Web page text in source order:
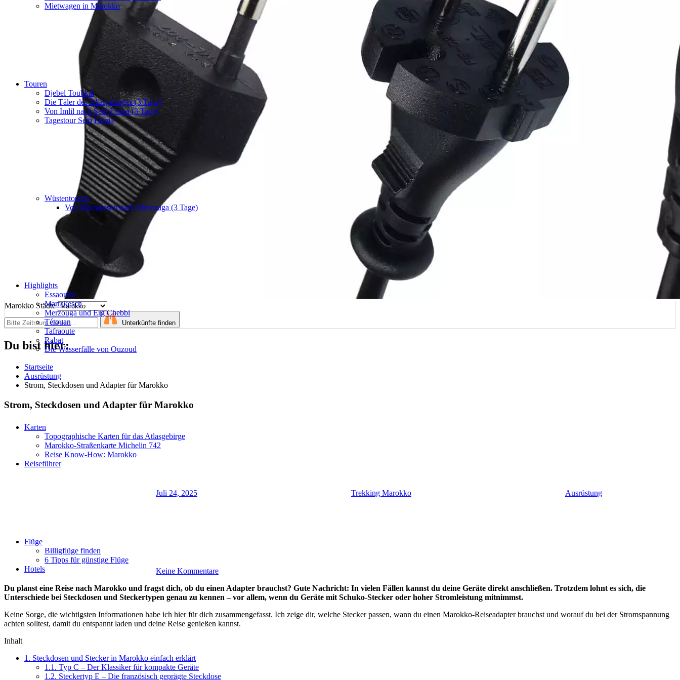
Mietwagen in Marokko
Touren
Djebel Toubkal
Die Täler des Altasgebirges (3 Tage)
Von Imlil nach Setti Fatma (3 Tage)
Tagestour Setti Fatma
Wüstentouren
Von Marrakesch nach Merzouga (3 Tage)
Highlights
Essaouira
Marrakesch
Merzouga und Erg Chebbi
Tétouan
Tafraoute
Rabat
Die Wasserfälle von Ouzoud
Karten
Topographische Karten für das Atlasgebirge
Marokko-Straßenkarte Michelin 742
Reise Know-How: Marokko
Reiseführer
Flüge
Billigflüge finden
6 Tipps für günstige Flüge
Hotels
Marokko Städte
Unterkünfte finden
Du bist hier:
Startseite
Ausrüstung
Strom, Steckdosen und Adapter für Marokko
Strom, Steckdosen und Adapter für Marokko
Juli 24, 2025 Trekking Marokko Ausrüstung
Keine Kommentare
Du planst eine Reise nach Marokko und fragst dich, ob du einen Adapter brauchst? Gute Nachricht: In vielen Fällen kannst du deine Geräte direkt anschließen. Trotzdem lohnt es sich, die
Unterschiede bei Steckdosen und Steckertypen genau zu kennen – vor allem, wenn du Geräte mit Schuko-Stecker oder hoher Stromleistung mitnimmst.
Keine Sorge, die wichtigsten Informationen habe ich hier für dich zusammengefasst. Ich zeige dir, welche Stecker passen, wann du einen Marokko-Reiseadapter brauchst und worauf du bei der Stromspannung
achten solltest, damit du entspannt laden und deine Reise genießen kannst.
Inhalt
1. Steckdosen und Stecker in Marokko einfach erklärt
1.1. Typ C – Der Klassiker für kompakte Geräte
1.2. Steckertyp E – Die französisch geprägte Steckdose